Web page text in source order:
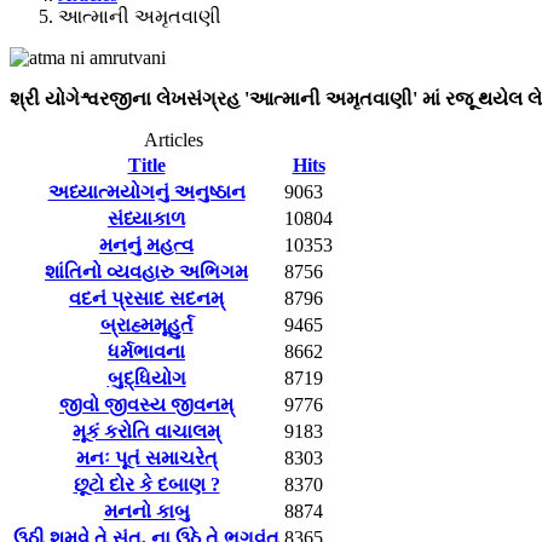
આત્માની અમૃતવાણી
શ્રી યોગેશ્વરજીના લેખસંગ્રહ 'આત્માની અમૃતવાણી' માં રજૂ થયેલ
Articles
Title
Hits
અધ્યાત્મયોગનું અનુષ્ઠાન
9063
સંધ્યાકાળ
10804
મનનું મહત્વ
10353
શાંતિનો વ્યવહારુ અભિગમ
8756
વદનં પ્રસાદ સદનમ્
8796
બ્રાહ્મમૂહુર્ત
9465
ધર્મભાવના
8662
બુદ્ધિયોગ
8719
જીવો જીવસ્ય જીવનમ્
9776
મૂકં કરોતિ વાચાલમ્
9183
મનઃ પૂતં સમાચરેત્
8303
છૂટો દોર કે દબાણ ?
8370
મનનો કાબુ
8874
ઉઠી શમવે તે સંત, ના ઉઠે તે ભગવંત 8365